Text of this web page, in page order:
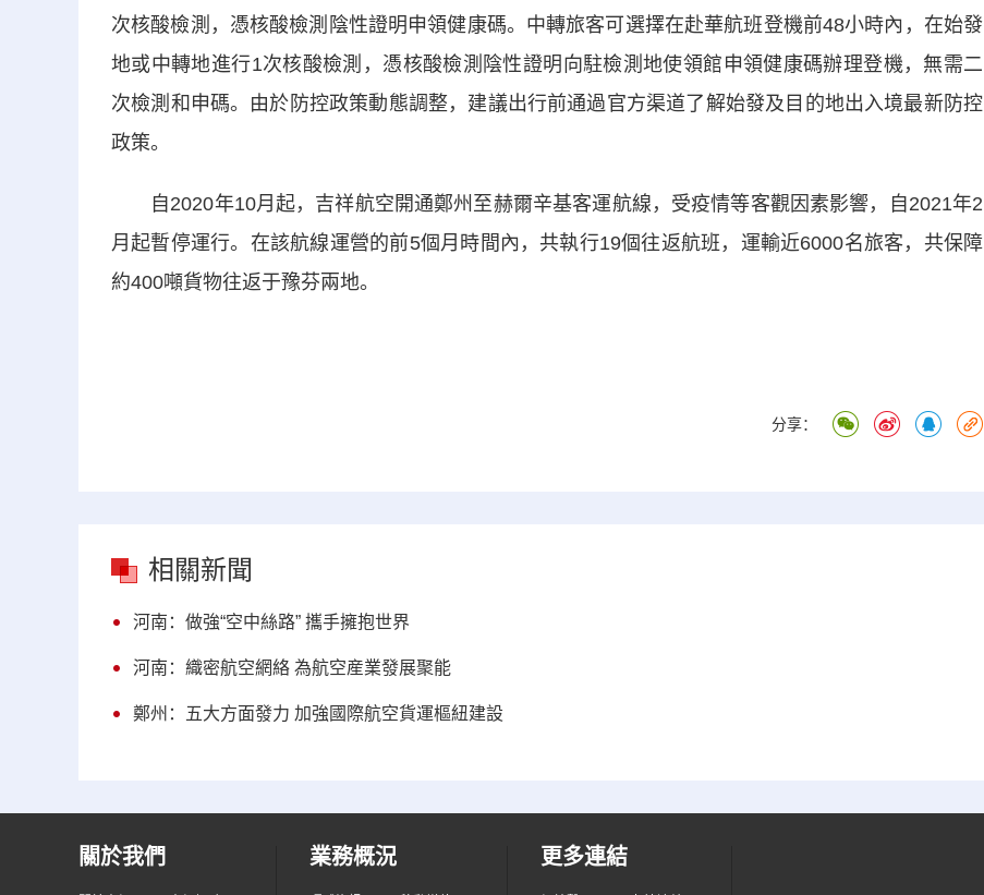
次核酸檢測，憑核酸檢測陰性證明申領健康碼。中轉旅客可選擇在赴華航班登機前48小時內，在始發
地或中轉地進行1次核酸檢測，憑核酸檢測陰性證明向駐檢測地使領館申領健康碼辦理登機，無需二
次檢測和申碼。由於防控政策動態調整，建議出行前通過官方渠道了解始發及目的地出入境最新防控
政策。
自2020年10月起，吉祥航空開通鄭州至赫爾辛基客運航線，受疫情等客觀因素影響，自2021年2
月起暫停運行。在該航線運營的前5個月時間內，共執行19個往返航班，運輸近6000名旅客，共保障
約400噸貨物往返于豫芬兩地。
分享：
相關新聞
河南：做強“空中絲路” 攜手擁抱世界
河南：織密航空網絡 為航空産業發展聚能
鄭州：五大方面發力 加強國際航空貨運樞紐建設
關於我們 業務概況 更多連結